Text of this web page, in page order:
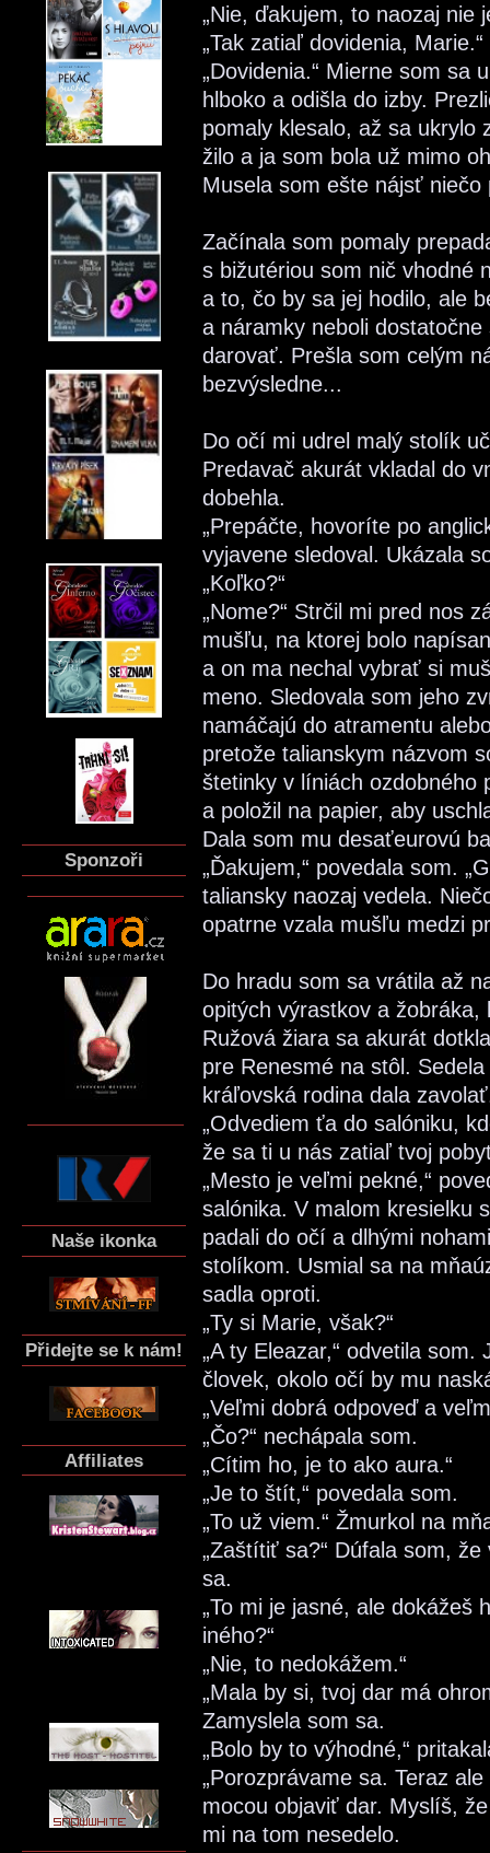
Sponzoři
Naše ikonka
Přidejte se k nám!
Affiliates
„Nie, ďakujem, to naozaj nie
„Tak zatiaľ dovidenia, Marie.“
„Dovidenia.“ Mierne som sa
hlboko a odišla do izby.
pomaly klesalo, až sa ukrylo
žilo a ja som bola už mimo
Musela som ešte nájsť niečo
Začínala som pomaly
s bižutériou som nič vhodné
a to, čo by sa jej hodilo, ale
a náramky neboli
darovať. Prešla som celým
bezvýsledne...
Do očí mi udrel malý stolík
Predavač akurát vkladal do
dobehla.
„Prepáčte, hovoríte po
vyjavene sledoval. Ukázala
„Koľko?“
„Nome?“ Strčil mi pred nos
mušľu, na ktorej bolo
a on ma nechal vybrať si
meno. Sledovala som jeho
namáčajú do atramentu
pretože talianskym názvom
štetinky v líniách ozdobného
a položil na papier, aby
Dala som mu desaťeurovú
„Ďakujem,“ povedala som.
taliansky naozaj vedela.
opatrne vzala mušľu medzi
Do hradu som sa vrátila až
opitých výrastkov a
Ružová žiara sa akurát
pre Renesmé na stôl.
kráľovská rodina dala
„Odvediem ťa do salóniku,
že sa ti u nás zatiaľ tvoj
„Mesto je veľmi pekné,“
salónika. V malom kresielku
padali do očí a dlhými
stolíkom. Usmial sa na
sadla oproti.
„Ty si Marie, však?“
„A ty Eleazar,“ odvetila
človek, okolo očí by mu
„Veľmi dobrá odpoveď a
„Čo?“ nechápala som.
„Cítim ho, je to ako aura.“
„Je to štít,“ povedala som.
„To už viem.“ Žmurkol na
„Zaštítiť sa?“ Dúfala som,
sa.
„To mi je jasné, ale dokážeš
iného?“
„Nie, to nedokážem.“
„Mala by si, tvoj dar má
Zamyslela som sa.
„Bolo by to výhodné,“
„Porozprávame sa. Teraz
mocou objaviť dar. Myslíš,
mi na tom nesedelo.